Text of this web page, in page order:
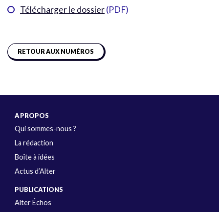
Télécharger le dossier(PDF)
RETOUR AUX NUMÉROS
A PROPOS
Qui sommes-nous ?
La rédaction
Boîte à idées
Actus d’Alter
PUBLICATIONS
Alter Échos